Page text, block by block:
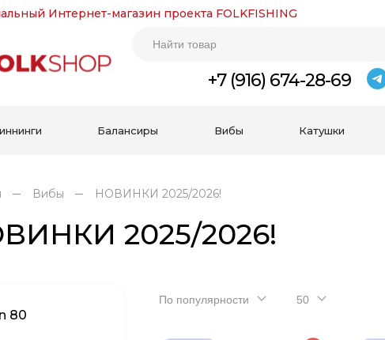
Интернет-магазин проекта FOLKFISHING
+7 (916) 674-28-69
Балансиры Вибы Катушки
Вибы НОВИНКИ 2025/2026!
2025/2026!
80
По популярности 50